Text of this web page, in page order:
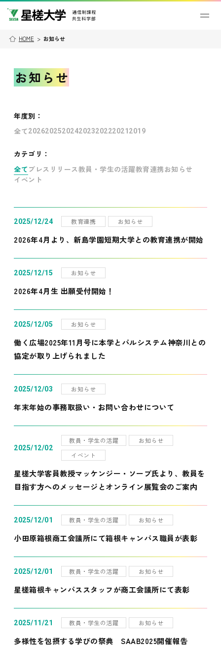
HOME > お知らせ
お知らせ
年度別 ：
全て202620252024202320222021 2019
カテゴリ：
全て プレスリリース教員・学生の活躍教育連携お知らせ
イベント
2025/12/24 教育連携 お知らせ
2026年4月より、新島学園短期大学との教育連携が開始
2025/12/15 お知らせ
2026年4月生 出願受付開始！
2025/12/05 お知らせ
働く広場2025年11月号に本学とパルシステム神奈川との
協定が取り上げられました
2025/12/03 お知らせ
年末年始の事務取扱い・お問い合わせについて
2025/12/02
教員・学生の活躍
お知らせ
イベント
星槎大学客員教授マッケンジー・ソープ氏より、教員を
目指す方へのメッセージとオンライン展覧会のご案内
2025/12/01 教員・学生の活躍 お知らせ
小田原箱根商工会議所にて箱根キャンパス職員が表彰
2025/12/01 教員・学生の活躍 お知らせ
星槎箱根キャンパススタッフが商工会議所にて表彰
2025/11/21 教員・学生の活躍 お知らせ
多様性を包摂する学びの祭典 SAAB2025開催報告